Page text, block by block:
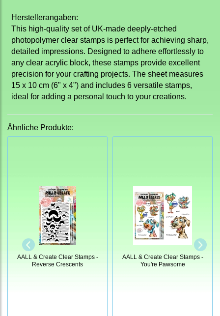
Herstellerangaben:
This high-quality set of UK-made deeply-etched
photopolymer clear stamps is perfect for achieving sharp,
detailed impressions. Designed to adhere effortlessly to
any clear acrylic block, these stamps provide excellent
precision for your crafting projects. The sheet measures
15 x 10 cm (6" x 4") and includes 6 versatile stamps,
ideal for adding a personal touch to your creations.
Ähnliche Produkte:
AALL & Create Clear Stamps -
Reverse Crescents
AALL & Create Clear Stamps -
You're Pawsome